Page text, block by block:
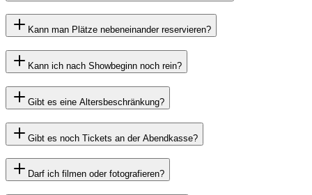
Kann man Plätze nebeneinander reservieren?
Kann ich nach Showbeginn noch rein?
Gibt es eine Altersbeschränkung?
Gibt es noch Tickets an der Abendkasse?
Darf ich filmen oder fotografieren?